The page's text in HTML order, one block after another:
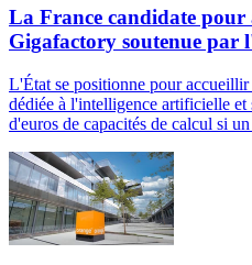
La France candidate
Gigafactory soutenue par
L'État se positionne pour
dédiée à l'intelligence artificielle et
d'euros de capacités de calcul si